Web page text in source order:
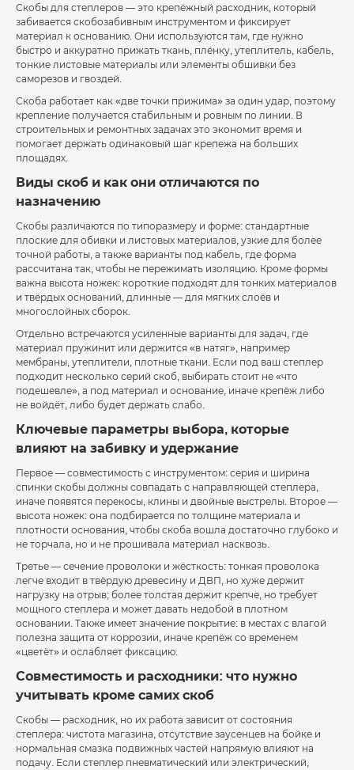
Скобы для степлеров — это крепёжный расходник, который
забивается скобозабивным инструментом и фиксирует
материал к основанию. Они используются там, где нужно
быстро и аккуратно прижать ткань, плёнку, утеплитель, кабель,
тонкие листовые материалы или элементы обшивки без
саморезов и гвоздей.
Скоба работает как «две точки прижима» за один удар, поэтому
крепление получается стабильным и ровным по линии. В
строительных и ремонтных задачах это экономит время и
помогает держать одинаковый шаг крепежа на больших
площадях.
Виды скоб и как они отличаются по
назначению
Скобы различаются по типоразмеру и форме: стандартные
плоские для обивки и листовых материалов, узкие для более
точной работы, а также варианты под кабель, где форма
рассчитана так, чтобы не пережимать изоляцию. Кроме формы
важна высота ножек: короткие подходят для тонких материалов
и твёрдых оснований, длинные — для мягких слоёв и
многослойных сборок.
Отдельно встречаются усиленные варианты для задач, где
материал пружинит или держится «в натяг», например
мембраны, утеплители, плотные ткани. Если под ваш степлер
подходит несколько серий скоб, выбирать стоит не «что
подешевле», а под материал и основание, иначе крепёж либо
не войдёт, либо будет держать слабо.
Ключевые параметры выбора, которые
влияют на забивку и удержание
Первое — совместимость с инструментом: серия и ширина
спинки скобы должны совпадать с направляющей степлера,
иначе появятся перекосы, клины и двойные выстрелы. Второе —
высота ножек: она подбирается по толщине материала и
плотности основания, чтобы скоба вошла достаточно глубоко и
не торчала, но и не прошивала материал насквозь.
Третье — сечение проволоки и жёсткость: тонкая проволока
легче входит в твёрдую древесину и ДВП, но хуже держит
нагрузку на отрыв; более толстая держит крепче, но требует
мощного степлера и может давать недобой в плотном
основании. Также имеет значение покрытие: в местах с влагой
полезна защита от коррозии, иначе крепёж со временем
«цветёт» и ослабляет фиксацию.
Совместимость и расходники: что нужно
учитывать кроме самих скоб
Скобы — расходник, но их работа зависит от состояния
степлера: чистота магазина, отсутствие заусенцев на бойке и
нормальная смазка подвижных частей напрямую влияют на
подачу. Если степлер пневматический или электрический,